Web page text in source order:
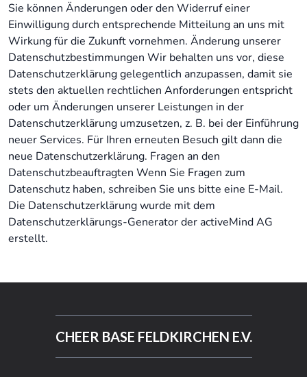
Sie können Änderungen oder den Widerruf einer
Einwilligung durch entsprechende Mitteilung an uns mit
Wirkung für die Zukunft vornehmen. Änderung unserer
Datenschutzbestimmungen Wir behalten uns vor, diese
Datenschutzerklärung gelegentlich anzupassen, damit sie
stets den aktuellen rechtlichen Anforderungen entspricht
oder um Änderungen unserer Leistungen in der
Datenschutzerklärung umzusetzen, z. B. bei der Einführung
neuer Services. Für Ihren erneuten Besuch gilt dann die
neue Datenschutzerklärung. Fragen an den
Datenschutzbeauftragten Wenn Sie Fragen zum
Datenschutz haben, schreiben Sie uns bitte eine E-Mail.
Die Datenschutzerklärung wurde mit dem
Datenschutzerklärungs-Generator der activeMind AG
erstellt.
CHEER BASE FELDKIRCHEN E.V.